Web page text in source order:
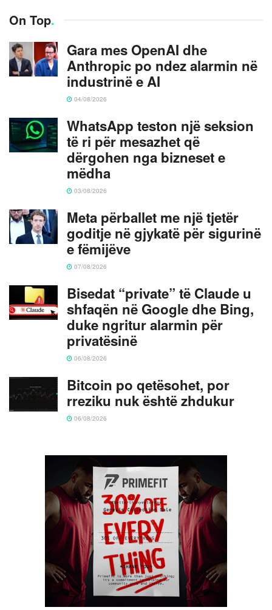
On Top.
Gara mes OpenAI dhe
Anthropic po ndez alarmin në
industrinë e AI
04/08/2026
WhatsApp teston një seksion
të ri për mesazhet që
dërgohen nga bizneset e
mëdha
03/08/2026
Meta përballet me një tjetër
goditje në gjykatë për sigurinë
e fëmijëve
07/08/2026
Bisedat “private” të Claude u
shfaqën në Google dhe Bing,
duke ngritur alarmin për
privatësinë
06/08/2026
Bitcoin po qetësohet, por
rreziku nuk është zhdukur
06/08/2026